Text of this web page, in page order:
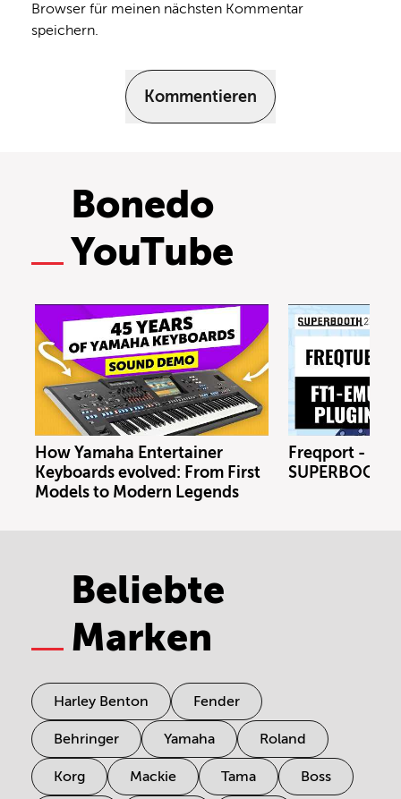
Browser für meinen nächsten Kommentar
speichern.
Kommentieren
Bonedo
YouTube
How Yamaha Entertainer
Keyboards evolved: From First
Models to Modern Legends
Freqport -
Beliebte
Marken
Harley Benton Fender
Behringer Yamaha Roland
Korg Mackie Tama Boss